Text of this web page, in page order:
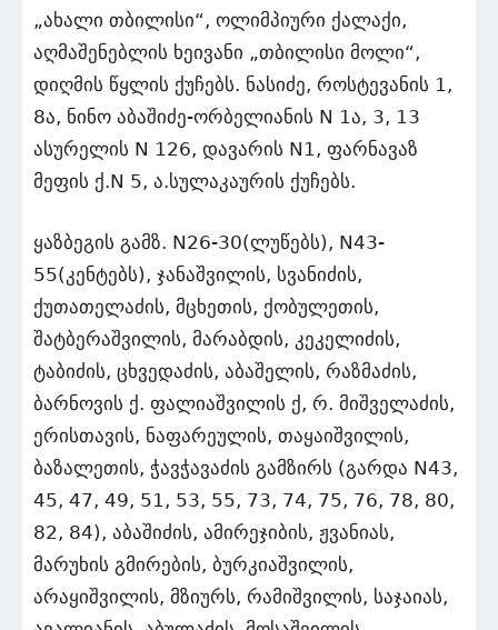
„ახალი თბილისი“, ოლიმპიური ქალაქი,
აღმაშენებლის ხეივანი „თბილისი მოლი“,
დიღმის წყლის ქუჩებს. ნასიძე, როსტევანის 1,
8ა, ნინო აბაშიძე-ორბელიანის N 1ა, 3, 13
ასურელის N 126, დავარის N1, ფარნავაზ
მეფის ქ.N 5, ა.სულაკაურის ქუჩებს.
ყაზბეგის გამზ. N26-30(ლუწებს), N43-
55(კენტებს), ჯანაშვილის, სვანიძის,
ქუთათელაძის, მცხეთის, ქობულეთის,
შატბერაშვილის, მარაბდის, კეკელიძის,
ტაბიძის, ცხვედაძის, აბაშელის, რაზმაძის,
ბარნოვის ქ. ფალიაშვილის ქ, რ. მიშველაძის,
ერისთავის, ნაფარეულის, თაყაიშვილის,
ბაზალეთის, ჭავჭავაძის გამზირს (გარდა N43,
45, 47, 49, 51, 53, 55, 73, 74, 75, 76, 78, 80,
82, 84), აბაშიძის, ამირეჯიბის, ჟვანიას,
მარუხის გმირების, ბურკიაშვილის,
არაყიშვილის, მზიურს, რამიშვილის, საჯაიას,